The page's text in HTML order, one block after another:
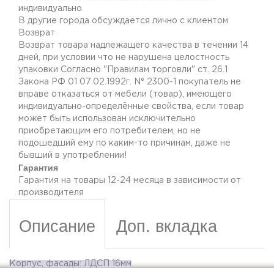
индивидуально.
В другие города обсуждается лично с клиентом
Возврат
Возврат товара надлежащего качества в течении 14
дней, при условии что не нарушена целостность
упаковки Согласно "Правилам торговли" ст. 26.1
Закона РФ 01 07.02.1992г. N° 2300-1 покупатель не
вправе отказаться от мебели (товар), имеющего
индивидуально-определённые свойства, если товар
может быть использован исключительно
приобретающим его потребителем, но не
подошедший eмy по каким-то причинам, даже не
бывший в употреблении!
Гарантия
Гарантия на товары 12-24 месяца в зависимости от
производителя
Описание Доп. вкладка
Корпус, фасады: ЛДСП 16мм